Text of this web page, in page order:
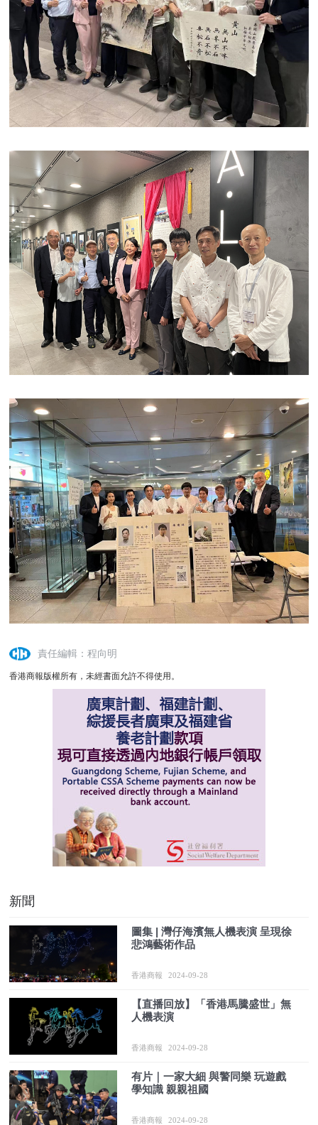
責任編輯：程向明
香港商報版權所有，未經書面允許不得使用。
新聞
圖集 | 灣仔海濱無人機表演 呈現徐
悲鴻藝術作品
香港商報 2024-09-28
【直播回放】「香港馬騰盛世」無
人機表演
香港商報 2024-09-28
有片｜一家大細 與警同樂 玩遊戲
學知識 親親祖國
香港商報 2024-09-28